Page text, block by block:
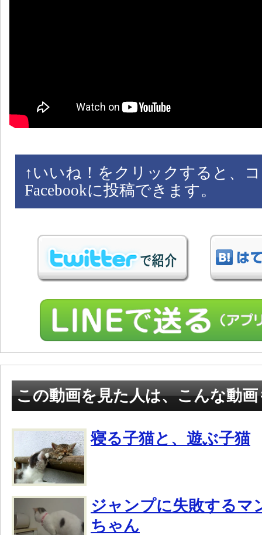
↑ いいね！をクリックすると、
Facebookに投稿できます。
この動画を見た人は、こんな動
寝る子猫と、遊ぶ子猫
ジャンプに失敗するマ
ちゃん